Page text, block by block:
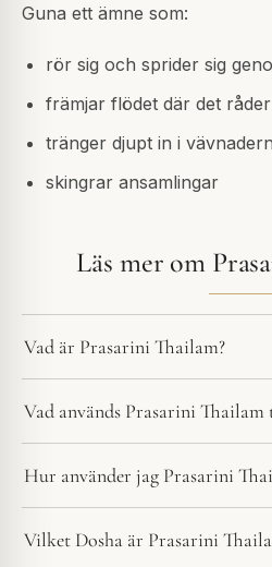
Guna ett ämne som:
rör sig och sprider sig
främjar flödet där det
tränger djupt in i
skingrar ansamlingar
Läs mer om
Vad är Prasarini Thailam?
Vad används Prasarini Thailam
Hur använder jag Prasarini
Vilket Dosha är Prasarini